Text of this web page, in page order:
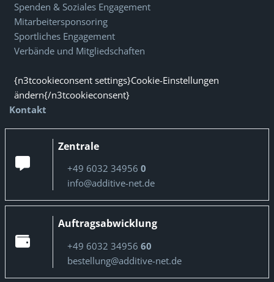
Spenden & Soziales Engagement
Mitarbeitersponsoring
Sportliches Engagement
Verbände und Mitgliedschaften
{n3tcookieconsent settings}Cookie-Einstellungen
ändern{/n3tcookieconsent}
Kontakt
Zentrale
+49 6032 34956 0
info@additive-net.de
Auftragsabwicklung
+49 6032 34956 60
bestellung@additive-net.de